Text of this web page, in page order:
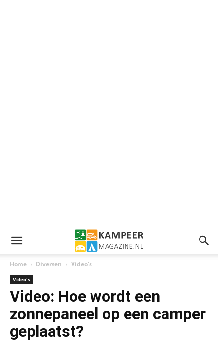
Home Diversen Video's
Video's
Video: Hoe wordt een
zonnepaneel op een camper
geplaatst?